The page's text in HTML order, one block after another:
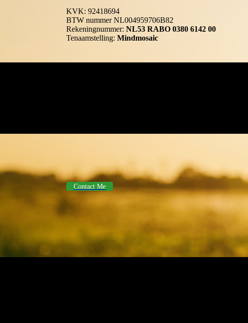
KVK: 92418694
BTW nummer NL004959706B82
Rekeningnummer:NL53 RABO 0380 6142 00
Tenaamstelling:Mindmosaic
Contact Me